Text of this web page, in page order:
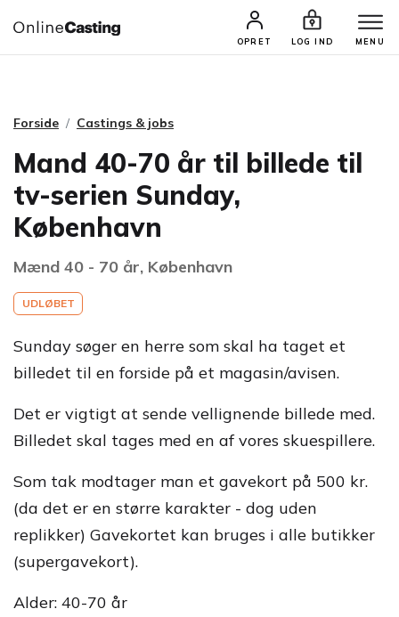
OPRET LOG IND MENU
CASTINGS & JOBS SØG PROFIL
Forside Castings & jobs
Mand 40-70 år til billede til
tv-serien Sunday,
København
Mænd 40 - 70 år, København
UDLØBET
Sunday søger en herre som skal ha taget et
billedet til en forside på et magasin/avisen.
Det er vigtigt at sende vellignende billede med.
Billedet skal tages med en af vores skuespillere.
Som tak modtager man et gavekort på 500 kr.
(da det er en større karakter - dog uden
replikker) Gavekortet kan bruges i alle butikker
(supergavekort).
Alder: 40-70 år